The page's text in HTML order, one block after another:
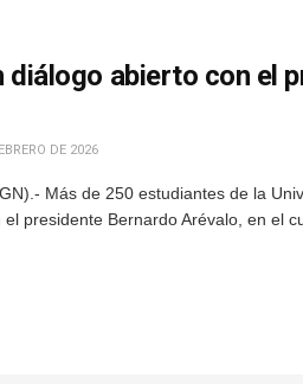
diálogo abierto con el
DE 2026
Más de 250 estudiantes de la
presidente Bernardo Arévalo, en el